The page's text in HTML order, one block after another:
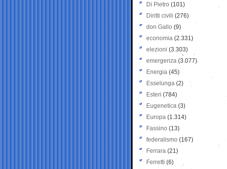
Di Pietro (101)
Diritti civili (276)
don Gallo (9)
economia (2.331)
elezioni (3.303)
emergenza (3.077)
Energia (45)
Esselunga (2)
Esteri (784)
Eugenetica (3)
Europa (1.314)
Fassino (13)
federalismo (167)
Ferrara (21)
Ferretti (6)